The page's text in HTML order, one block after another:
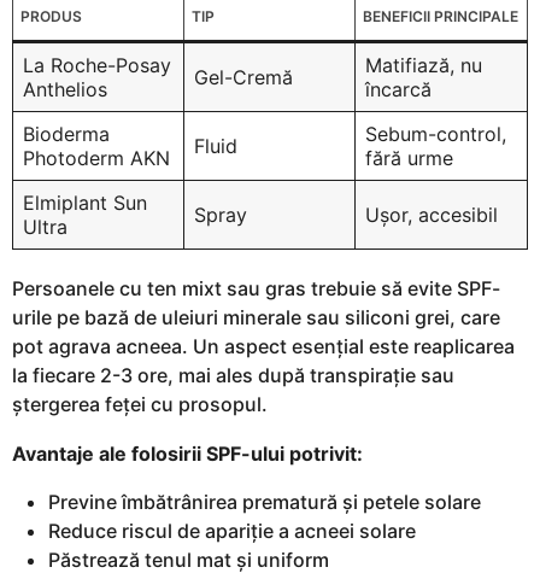
PRODUS TIP BENEFICII PRINCIPALE
La Roche-Posay
Anthelios
Gel-Cremă
Matifiază, nu
încarcă
Bioderma
Photoderm AKN
Fluid
Sebum-control,
fără urme
Elmiplant Sun
Ultra
Spray Ușor, accesibil
Persoanele cu ten mixt sau gras trebuie să evite SPF-
urile pe bază de uleiuri minerale sau siliconi grei, care
pot agrava acneea. Un aspect esențial este reaplicarea
la fiecare 2-3 ore, mai ales după transpirație sau
ștergerea feței cu prosopul.
Avantaje ale folosirii SPF-ului potrivit:
Previne îmbătrânirea prematură și petele solare
Reduce riscul de apariție a acneei solare
Păstrează tenul mat și uniform